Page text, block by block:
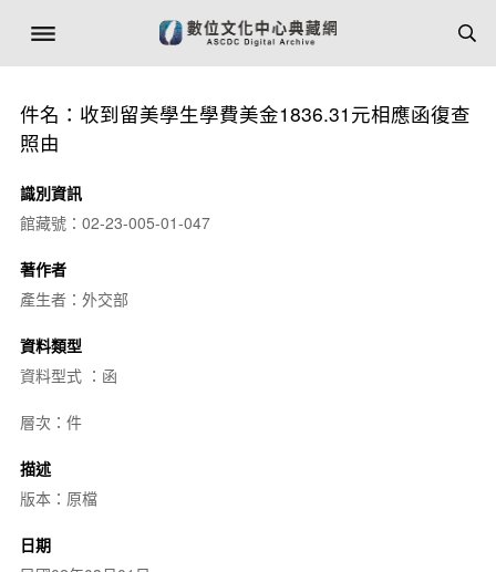
件名：收到留美學生學費美金1836.31元相應函復查
照由
識別資訊
館藏號：02-23-005-01-047
著作者
產生者：外交部
資料類型
資料型式 ：函
層次：件
描述
版本：原檔
日期